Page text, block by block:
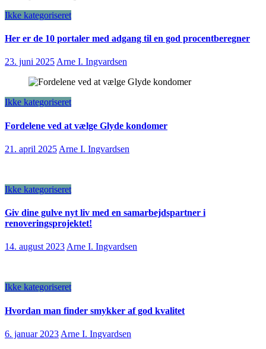
Ikke kategoriseret
Her er de 10 portaler med adgang til en god procentberegner
23. juni 2025 Arne I. Ingvardsen
Ikke kategoriseret
Fordelene ved at vælge Glyde kondomer
21. april 2025 Arne I. Ingvardsen
Ikke kategoriseret
Giv dine gulve nyt liv med en samarbejdspartner i
renoveringsprojektet!
14. august 2023 Arne I. Ingvardsen
Ikke kategoriseret
Hvordan man finder smykker af god kvalitet
6. januar 2023 Arne I. Ingvardsen